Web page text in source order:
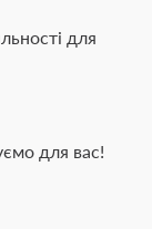
для
для вас!